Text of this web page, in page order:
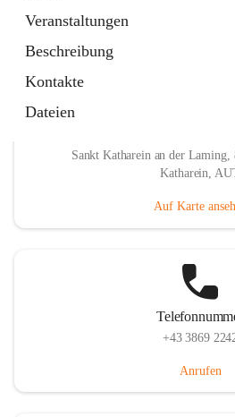
Veranstaltungen
Beschreibung
Kontakte
Dateien
Sankt Katharein an der Laming,
Katharein,
Auf Karte
+43 3869
Anrufen